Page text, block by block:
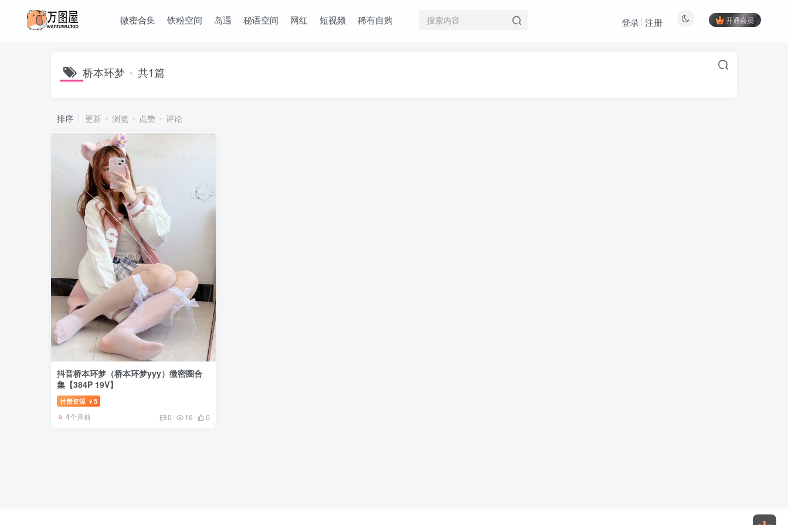
微密合集 铁粉空间 岛遇 秘语空间 网红 短视频 稀有自购 开通会员
登录 注册
桥本环梦 共1篇
排序 更新 浏览 点赞 评论
抖音桥本环梦（桥本环梦yyy）微密圈合
集【384P 19V】
付费资源 ¥5
4个月前 0 16 0